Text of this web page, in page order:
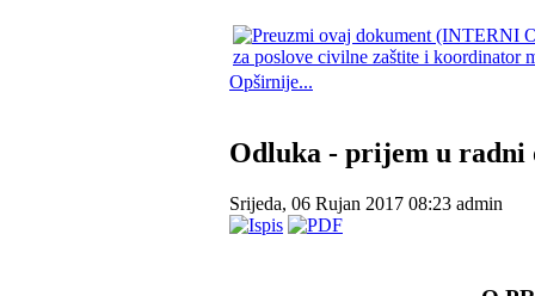
za poslove civilne zaštite i koordinator
Opširnije...
Odluka - prijem u radni
Srijeda, 06 Rujan 2017 08:23 admin